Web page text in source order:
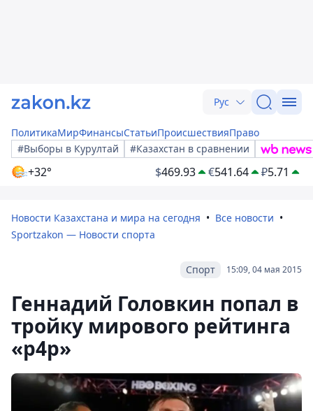
Рус
ПолитикаМирФинансыСтатьиПроисшествияПраво
#Выборы в Курултай
#Казахстан в сравнении
+32° $469.93 €541.64 ₽5.71
Новости Казахстана и мира на сегодня
Все новости
Sportzakon — Новости спорта
15:09, 04 мая 2015
Спорт
Геннадий Головкин попал в
тройку мирового рейтинга
«р4p»